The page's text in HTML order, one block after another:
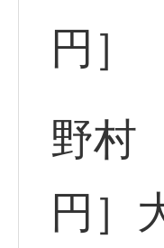
円］
野村
円